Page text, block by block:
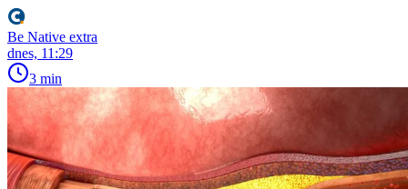
Be Native extra
dnes, 11:29
3 min